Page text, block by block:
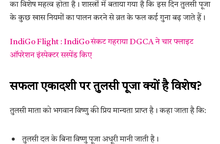
का विशेष महत्व होता है। शास्त्रों में बताया गया है कि इस दिन तुलसी पूजा
के कुछ खास नियमों का पालन करने से व्रत के फल कई गुना बढ़ जाते हैं।
IndiGo Flight : IndiGo संकट गहराया DGCA ने चार फ्लाइट
ऑपरेशन इंस्पेक्टर सस्पेंड किए
सफला एकादशी पर तुलसी पूजा क्यों है विशेष?
तुलसी माता को भगवान विष्णु की प्रिय मान्यता प्राप्त है। कहा जाता है कि:
तुलसी दल के बिना विष्णु पूजा अधूरी मानी जाती है।